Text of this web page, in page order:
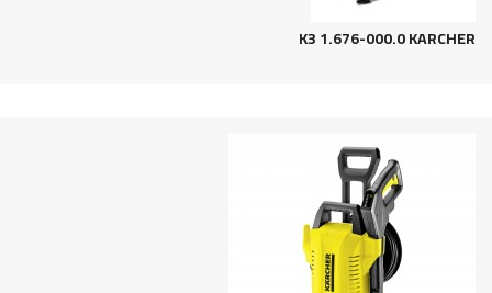
KARCHER‬‏ K3 1.676-000.0